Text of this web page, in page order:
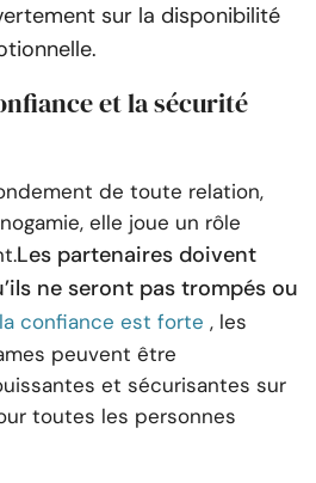
sur la disponibilité
et la sécurité
de toute relation,
elle joue un rôle
Les partenaires doivent
ne seront pas trompés ou
la confiance est forte , les
peuvent être
et sécurisantes sur
toutes les personnes